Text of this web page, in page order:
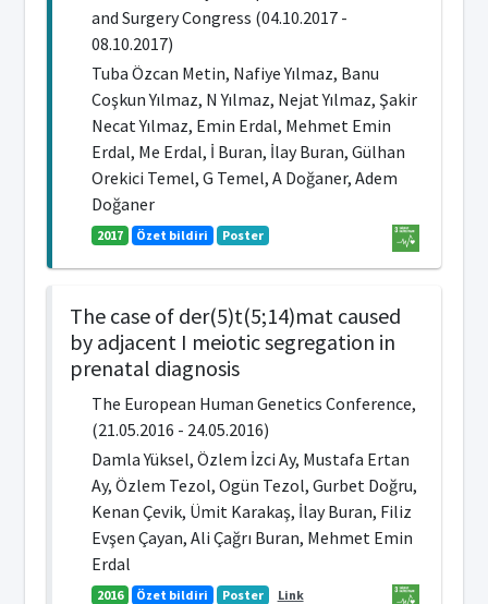
and Surgery Congress (04.10.2017 -
08.10.2017)
Tuba Özcan Metin, Nafiye Yılmaz, Banu
Coşkun Yılmaz, N Yılmaz, Nejat Yılmaz, Şakir
Necat Yılmaz, Emin Erdal, Mehmet Emin
Erdal, Me Erdal, İ Buran, İlay Buran, Gülhan
Orekici Temel, G Temel, A Doğaner, Adem
Doğaner
2017 Özet bildiri Poster
The case of der(5)t(5;14)mat caused
by adjacent I meiotic segregation in
prenatal diagnosis
The European Human Genetics Conference,
(21.05.2016 - 24.05.2016)
Damla Yüksel, Özlem İzci Ay, Mustafa Ertan
Ay, Özlem Tezol, Ogün Tezol, Gurbet Doğru,
Kenan Çevik, Ümit Karakaş, İlay Buran, Filiz
Evşen Çayan, Ali Çağrı Buran, Mehmet Emin
Erdal
2016 Özet bildiri Poster Link